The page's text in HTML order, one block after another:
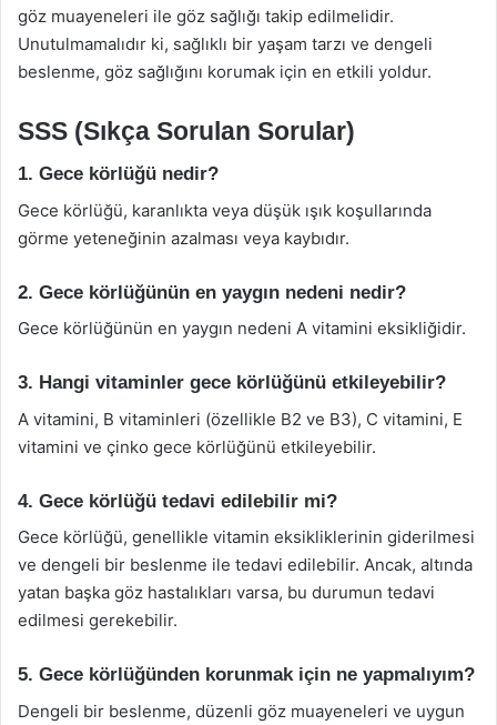
göz muayeneleri ile göz sağlığı takip edilmelidir.
Unutulmamalıdır ki, sağlıklı bir yaşam tarzı ve dengeli
beslenme, göz sağlığını korumak için en etkili yoldur.
SSS (Sıkça Sorulan Sorular)
1. Gece körlüğü nedir?
Gece körlüğü, karanlıkta veya düşük ışık koşullarında
görme yeteneğinin azalması veya kaybıdır.
2. Gece körlüğünün en yaygın nedeni nedir?
Gece körlüğünün en yaygın nedeni A vitamini eksikliğidir.
3. Hangi vitaminler gece körlüğünü etkileyebilir?
A vitamini, B vitaminleri (özellikle B2 ve B3), C vitamini, E
vitamini ve çinko gece körlüğünü etkileyebilir.
4. Gece körlüğü tedavi edilebilir mi?
Gece körlüğü, genellikle vitamin eksikliklerinin giderilmesi
ve dengeli bir beslenme ile tedavi edilebilir. Ancak, altında
yatan başka göz hastalıkları varsa, bu durumun tedavi
edilmesi gerekebilir.
5. Gece körlüğünden korunmak için ne yapmalıyım?
Dengeli bir beslenme, düzenli göz muayeneleri ve uygun